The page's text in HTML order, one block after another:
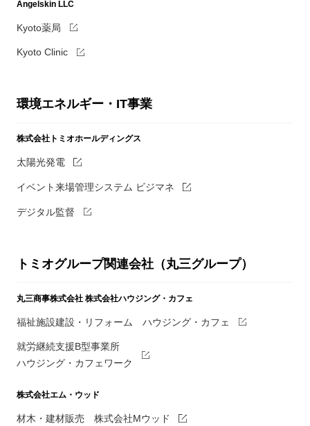
Angelskin LLC
Kyoto薬局
Kyoto Clinic
環境エネルギー・IT事業
株式会社トミオホールディングス
太陽光発電
イベント来場管理システム ビジマネ
デジタル監督
トミオグループ関連会社（丸三グループ）
丸三商事株式会社 株式会社ハウジング・カフェ
福祉施設建設・リフォーム ハウジング・カフェ
就労継続支援B型事業所
ハウジング・カフェワーク
株式会社エム・ウッド
材木・建材販売 株式会社Mウッド